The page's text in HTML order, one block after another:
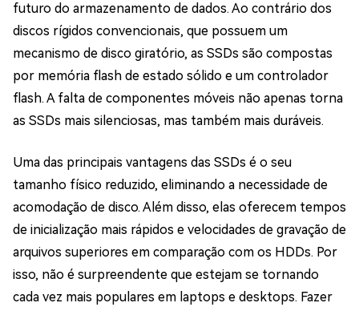
futuro do armazenamento de dados. Ao contrário dos
discos rígidos convencionais, que possuem um
mecanismo de disco giratório, as SSDs são compostas
por memória flash de estado sólido e um controlador
flash. A falta de componentes móveis não apenas torna
as SSDs mais silenciosas, mas também mais duráveis.
Uma das principais vantagens das SSDs é o seu
tamanho físico reduzido, eliminando a necessidade de
acomodação de disco. Além disso, elas oferecem tempos
de inicialização mais rápidos e velocidades de gravação de
arquivos superiores em comparação com os HDDs. Por
isso, não é surpreendente que estejam se tornando
cada vez mais populares em laptops e desktops. Fazer